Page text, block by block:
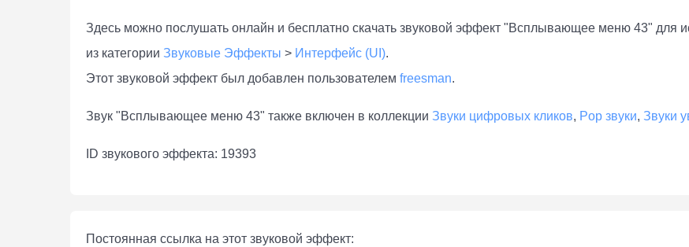
Здесь можно послушать онлaйн и бесплатно скачать звуковой эффект "Всплывающее меню 43" для
из категории Звуковые Эффекты > Интерфейс (UI).
Этот звуковой эффект был добавлен пользователем freesman.
Звук "Всплывающее меню 43" также включен в коллекции Звуки цифровых кликов, Pop звуки, Звуки
ID звукового эффекта: 19393
Постоянная ссылка на этот звуковой эффект: